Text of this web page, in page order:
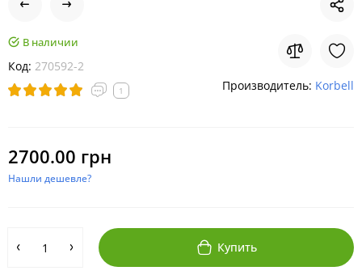
В наличии
Код: 270592-2
1 Производитель: Korbell
2700.00 грн
Нашли дешевле?
Купить